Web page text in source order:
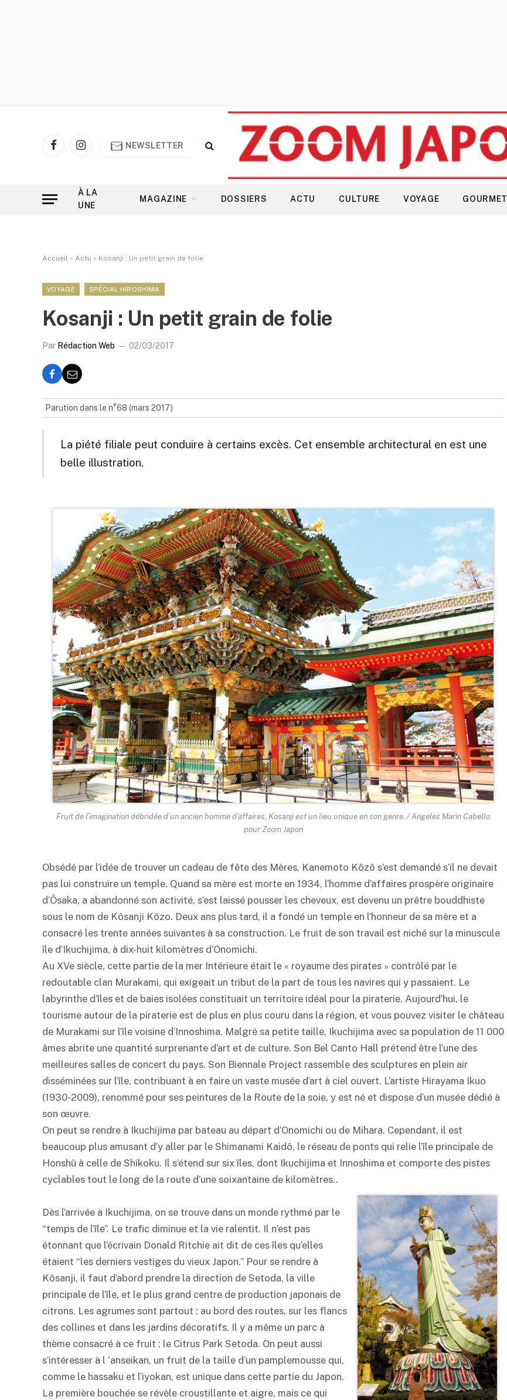
FacebookInstagram
NEWSLETTER
À LA
UNE
MAGAZINE DOSSIERS ACTU CULTURE VOYAGE GOURMET
Accueil » Actu » Kosanji : Un petit grain de folie
VOYAGE SPÉCIAL HIROSHIMA
Kosanji : Un petit grain de folie
Par Rédaction Web 02/03/2017
Parution dans le n°68 (mars 2017)
La piété filiale peut conduire à certains excès. Cet ensemble architectural en est une
belle illustration.
Fruit de l’imagination débridée d’un ancien homme d’affaires, Kosanji est un lieu unique en son genre. / Angeles Marin Cabello
pour Zoom Japon
Obsédé par l’idée de trouver un cadeau de fête des Mères, Kanemoto Kôzô s’est demandé s’il ne devait
pas lui construire un temple. Quand sa mère est morte en 1934, l’homme d’affaires prospère originaire
d’Ôsaka, a abandonné son activité, s’est laissé pousser les cheveux, est devenu un prêtre bouddhiste
sous le nom de Kôsanji Kôzo. Deux ans plus tard, il a fondé un temple en l’honneur de sa mère et a
consacré les trente années suivantes à sa construction. Le fruit de son travail est niché sur la minuscule
île d’Ikuchijima, à dix-huit kilomètres d’Onomichi.
Au XVe siècle, cette partie de la mer Intérieure était le « royaume des pirates » contrôlé par le
redoutable clan Murakami, qui exigeait un tribut de la part de tous les navires qui y passaient. Le
labyrinthe d’îles et de baies isolées constituait un territoire idéal pour la piraterie. Aujourd’hui, le
tourisme autour de la piraterie est de plus en plus couru dans la région, et vous pouvez visiter le château
de Murakami sur l’île voisine d’Innoshima. Malgré sa petite taille, Ikuchijima avec sa population de 11 000
âmes abrite une quantité surprenante d’art et de culture. Son Bel Canto Hall prétend être l’une des
meilleures salles de concert du pays. Son Biennale Project rassemble des sculptures en plein air
disséminées sur l’île, contribuant à en faire un vaste musée d’art à ciel ouvert. L’artiste Hirayama Ikuo
(1930-2009), renommé pour ses peintures de la Route de la soie, y est né et dispose d’un musée dédié à
son œuvre.
On peut se rendre à Ikuchijima par bateau au départ d’Onomichi ou de Mihara. Cependant, il est
beaucoup plus amusant d’y aller par le Shimanami Kaidô, le réseau de ponts qui relie l’île principale de
Honshû à celle de Shikoku. Il s’étend sur six îles, dont Ikuchijima et Innoshima et comporte des pistes
cyclables tout le long de la route d’une soixantaine de kilomètres..
Dès l’arrivée à Ikuchijima, on se trouve dans un monde rythmé par le
“temps de l’île”. Le trafic diminue et la vie ralentit. Il n’est pas
étonnant que l’écrivain Donald Ritchie ait dit de ces îles qu’elles
étaient “les derniers vestiges du vieux Japon.” Pour se rendre à
Kôsanji, il faut d’abord prendre la direction de Setoda, la ville
principale de l’île, et le plus grand centre de production japonais de
citrons. Les agrumes sont partout : au bord des routes, sur les flancs
des collines et dans les jardins décoratifs. Il y a même un parc à
thème consacré à ce fruit : le Citrus Park Setoda. On peut aussi
s’intéresser à l ‘anseikan, un fruit de la taille d’un pamplemousse qui,
comme le hassaku et l’iyokan, est unique dans cette partie du Japon.
La première bouchée se révèle croustillante et aigre, mais ce qui